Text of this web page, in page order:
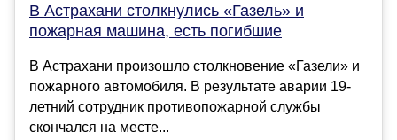
В Астрахани столкнулись «Газель» и
пожарная машина, есть погибшие
В Астрахани произошло столкновение «Газели» и
пожарного автомобиля. В результате аварии 19-
летний сотрудник противопожарной службы
скончался на месте...